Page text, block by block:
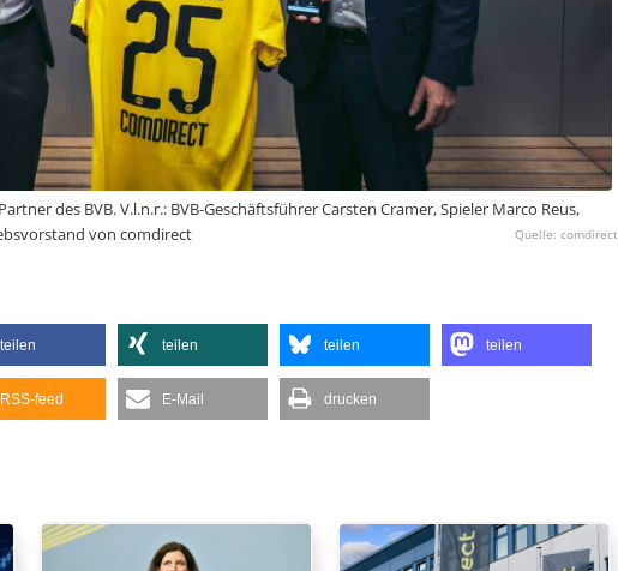
des BVB. V.l.n.r.: BVB-Geschäftsführer Carsten Cramer, Spieler Marco Reus,
von comdirect
comdirect
teilen teilen teilen teilen
RSS-feed E-Mail drucken